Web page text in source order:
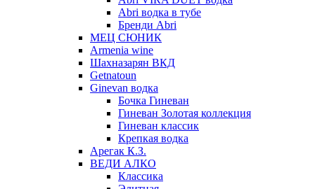
Abri водка в тубе
Бренди Abri
МЕЦ СЮНИК
Armenia wine
Шахназарян ВКД
Getnatoun
Ginevan водка
Бочка Гиневан
Гиневан Золотая коллекция
Гиневан классик
Крепкая водка
Арегак К.З.
ВЕДИ АЛКО
Классика